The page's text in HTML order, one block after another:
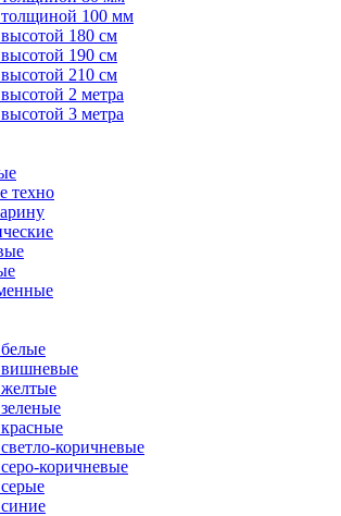
100 мм
180 см
190 см
210 см
2 метра
3 метра
техно
коричневые
коричневые